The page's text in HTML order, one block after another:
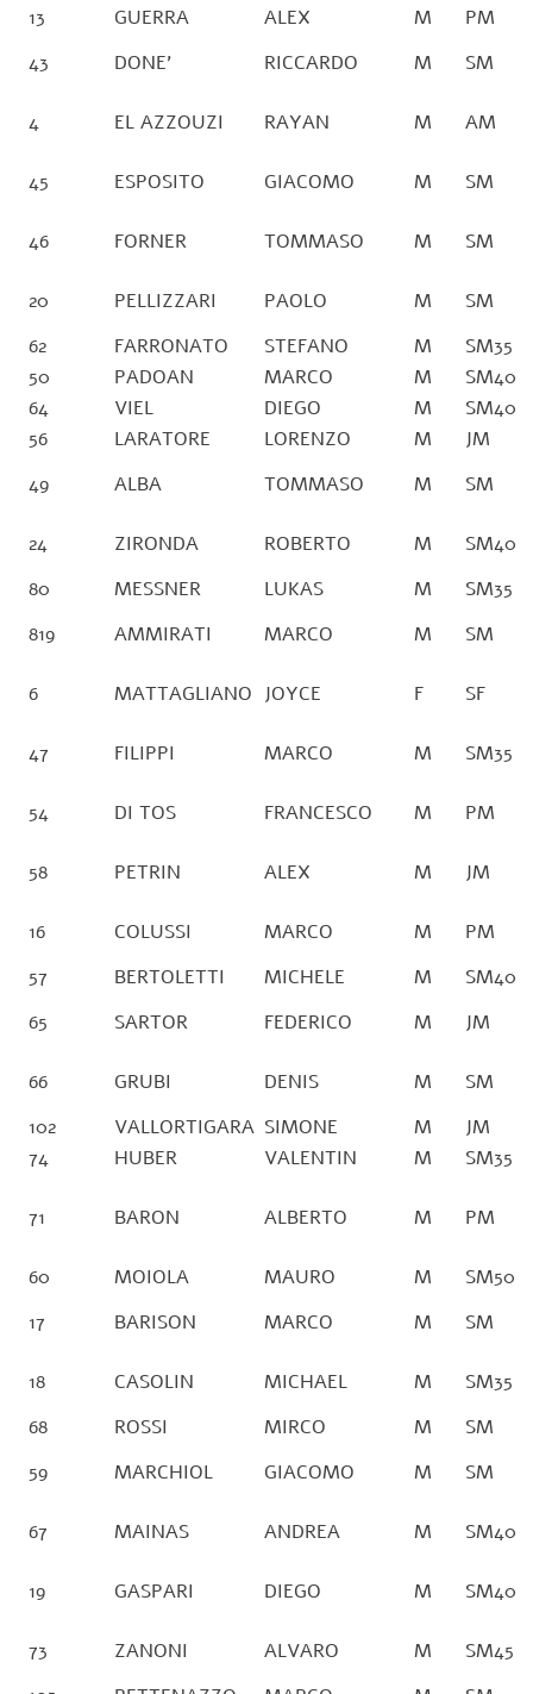
13
GUERRA ALEX M
PM
43
DONE’ RICCARDO M SM
4 EL AZZOUZI RAYAN M AM
45 ESPOSITO GIACOMO M SM
46 FORNER TOMMASO M SM
20 PELLIZZARI PAOLO M
SM
62
FARRONATO STEFANO M
SM35
50
PADOAN MARCO M
SM40
64
VIEL DIEGO M
SM40
56
LARATORE LORENZO M
JM
49
ALBA TOMMASO M SM
24 ZIRONDA ROBERTO M
SM40
80
MESSNER LUKAS M
SM35
819
AMMIRATI MARCO M SM
6 MATTAGLIANO JOYCE F SF
47 FILIPPI MARCO M SM35
54 DI TOS FRANCESCO M PM
58 PETRIN ALEX M JM
16 COLUSSI MARCO M
PM
57
BERTOLETTI MICHELE M
SM40
65
SARTOR FEDERICO M JM
66 GRUBI DENIS M
SM
102
VALLORTIGARA SIMONE M
JM
74
HUBER VALENTIN M SM35
71 BARON ALBERTO M PM
60 MOIOLA MAURO M
SM50
17
BARISON MARCO M SM
18 CASOLIN MICHAEL M
SM35
68
ROSSI MIRCO M
SM
59
MARCHIOL GIACOMO M SM
67 MAINAS ANDREA M SM40
19 GASPARI DIEGO M SM40
73 ZANONI ALVARO M
SM45